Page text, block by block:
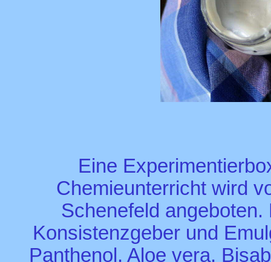
Eine
Chemieunterricht wird
Schenefeld
Konsistenzgeber und
Panthenol, Aloe vera,